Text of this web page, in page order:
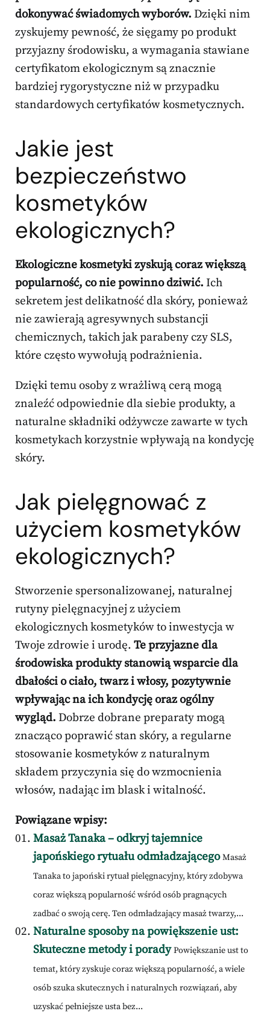
dokonywać świadomych wyborów. Dzięki nim
zyskujemy pewność, że sięgamy po produkt
przyjazny środowisku, a wymagania stawiane
certyfikatom ekologicznym są znacznie
bardziej rygorystyczne niż w przypadku
standardowych certyfikatów kosmetycznych.
Jakie jest
bezpieczeństwo
kosmetyków
ekologicznych?
Ekologiczne kosmetyki zyskują coraz większą
popularność, co nie powinno dziwić. Ich
sekretem jest delikatność dla skóry, ponieważ
nie zawierają agresywnych substancji
chemicznych, takich jak parabeny czy SLS,
które często wywołują podrażnienia.
Dzięki temu osoby z wrażliwą cerą mogą
znaleźć odpowiednie dla siebie produkty, a
naturalne składniki odżywcze zawarte w tych
kosmetykach korzystnie wpływają na kondycję
skóry.
Jak pielęgnować z
użyciem kosmetyków
ekologicznych?
Stworzenie spersonalizowanej, naturalnej
rutyny pielęgnacyjnej z użyciem
ekologicznych kosmetyków to inwestycja w
Twoje zdrowie i urodę. Te przyjazne dla
środowiska produkty stanowią wsparcie dla
dbałości o ciało, twarz i włosy, pozytywnie
wpływając na ich kondycję oraz ogólny
wygląd. Dobrze dobrane preparaty mogą
znacząco poprawić stan skóry, a regularne
stosowanie kosmetyków z naturalnym
składem przyczynia się do wzmocnienia
włosów, nadając im blask i witalność.
Powiązane wpisy:
Masaż Tanaka – odkryj tajemnice
japońskiego rytuału odmładzającego Masaż
Tanaka to japoński rytuał pielęgnacyjny, który zdobywa
coraz większą popularność wśród osób pragnących
zadbać o swoją cerę. Ten odmładzający masaż twarzy,...
Naturalne sposoby na powiększenie ust:
Skuteczne metody i porady Powiększanie ust to
temat, który zyskuje coraz większą popularność, a wiele
osób szuka skutecznych i naturalnych rozwiązań, aby
uzyskać pełniejsze usta bez...